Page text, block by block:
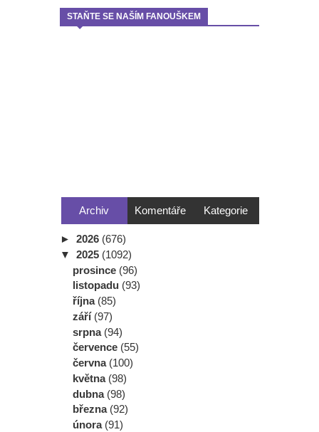
STAŇTE SE NAŠÍM FANOUŠKEM
Archiv Komentáře Kategorie
► 2026 (676)
▼ 2025 (1092)
prosince (96)
listopadu (93)
října (85)
září (97)
srpna (94)
července (55)
června (100)
května (98)
dubna (98)
března (92)
února (91)